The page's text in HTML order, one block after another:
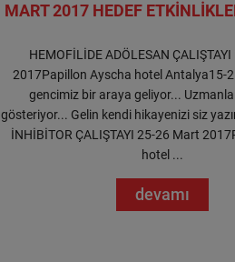
MART 2017 HEDEF
HEMOFİLİDE ADÖLESAN
2017Papillon Ayscha hotel Antalya15-
gencimiz bir araya geliyor...
gösteriyor... Gelin kendi hikayenizi siz
İNHİBİTOR ÇALIŞTAYI 25-26 Mart
hotel ...
devamı